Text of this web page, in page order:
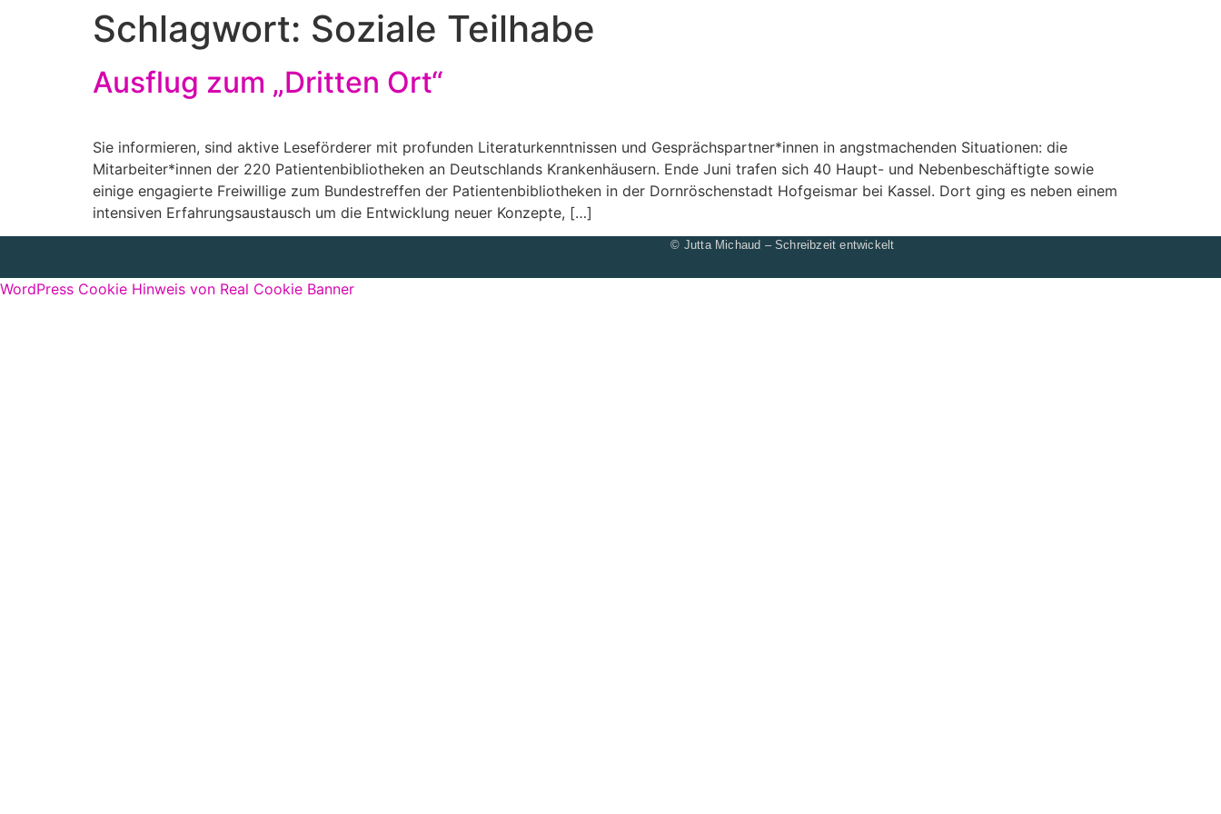
Schlagwort: Soziale Teilhabe
Ausflug zum „Dritten Ort“
Sie informieren, sind aktive Leseförderer mit profunden Literaturkenntnissen und Gesprächspartner*innen in angstmachenden Situationen: die
Mitarbeiter*innen der 220 Patientenbibliotheken an Deutschlands Krankenhäusern. Ende Juni trafen sich 40 Haupt- und Nebenbeschäftigte sowie
einige engagierte Freiwillige zum Bundestreffen der Patientenbibliotheken in der Dornröschenstadt Hofgeismar bei Kassel. Dort ging es neben einem
intensiven Erfahrungsaustausch um die Entwicklung neuer Konzepte, […]
© Jutta Michaud – Schreibzeit entwickelt
WordPress Cookie Hinweis von Real Cookie Banner